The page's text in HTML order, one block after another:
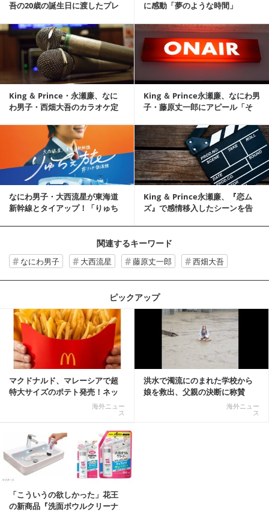
吾の20歳の誕生日に渡したプレ
に感動「夢のような時間」
King ＆ Prince・永瀬廉、なに
わ男子・西畑大吾のカラオケ定
King ＆ Prince永瀬廉、なにわ男
子・藤原丈一郎にアピール「そ
記事を読む
なにわ男子・大西流星が東海道
新幹線とタイアップ！「りゅち
King ＆ Prince永瀬廉、『恋ム
ズ』で感情移入したシーンを告
関連するキーワード
なにわ男子 大西流星 藤原丈一郎 西畑大吾
ピックアップ
マクドナルド、マレーシアで超
特大サイズのポテト発売！ネッ
海外ニュー
ス
洪水で濁流にのまれた学校から
娘を救出、父親の決断に称賛
続々 一部では「危険...海外ニュー
ス
記事を読む
「こういうの欲しかった」花王
の新商品『洗面ボウルクリーナ